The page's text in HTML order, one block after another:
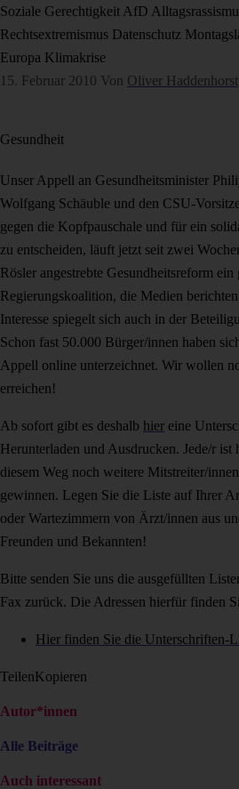
Soziale Gerechtigkeit AfD
Rechtsextremismus Datenschutz
Europa Klimakrise
15. Februar 2010 Von Oliver Haddenhorst
Gesundheit
Unser Appell an Gesundheitsminister
Wolfgang Schäuble und den CSU-
gegen die Kopfpauschale und für ein
zu entscheiden, läuft jetzt seit zwei
Rösler angestrebte Gesundheitsreform
Regierungskoalition, die Medien
Interesse spiegelt sich auch in der
Schon fast 50.000 Bürger/innen haben
Appell online unterzeichnet. Wir wollen
erreichen!
Ab sofort gibt es deshalb hier eine
Herunterladen und Ausdrucken. Jede/r ist
diesem Weg noch weitere Mitstreiter/
gewinnen. Legen Sie die Liste auf Ihrer
oder Wartezimmern von Ärzt/innen aus
Freunden und Bekannten!
Bitte senden Sie uns die ausgefüllten
Fax zurück. Die Adressen hierfür finden
Hier finden Sie die Unterschriften-
TeilenKopieren
Autor*innen
Alle Beiträge
Auch interessant